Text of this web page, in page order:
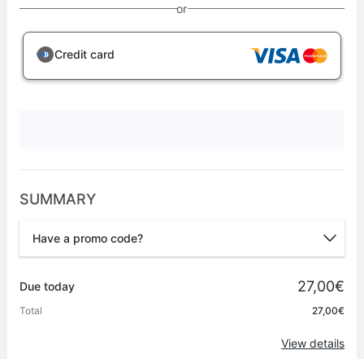
or
Credit card
SUMMARY
Have a promo code?
Due today 27,00€
Total 27,00€
View details